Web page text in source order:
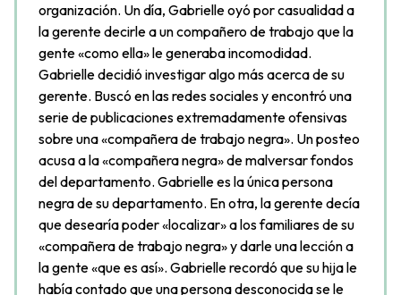
organización. Un día, Gabrielle oyó por casualidad a
la gerente decirle a un compañero de trabajo que la
gente «como ella» le generaba incomodidad.
Gabrielle decidió investigar algo más acerca de su
gerente. Buscó en las redes sociales y encontró una
serie de publicaciones extremadamente ofensivas
sobre una «compañera de trabajo negra». Un posteo
acusa a la «compañera negra» de malversar fondos
del departamento. Gabrielle es la única persona
negra de su departamento. En otra, la gerente decía
que desearía poder «localizar» a los familiares de su
«compañera de trabajo negra» y darle una lección a
la gente «que es así». Gabrielle recordó que su hija le
había contado que una persona desconocida se le